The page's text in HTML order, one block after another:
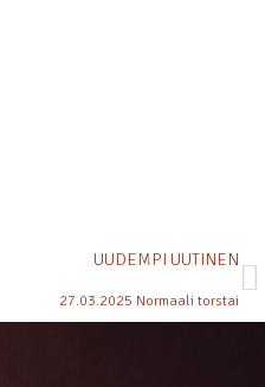
UUDEMPI UUTINEN
27.03.2025 Normaali torstai